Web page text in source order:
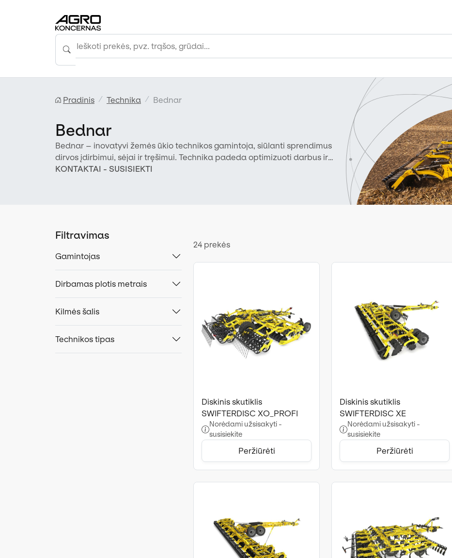
Pradinis Technika Bednar
Bednar
Bednar – inovatyvi žemės ūkio technikos gamintoja, siūlanti sprendimus
dirvos įdirbimui, sėjai ir tręšimui. Technika padeda optimizuoti darbus ir
efektyviau naudoti resursus.
KONTAKTAI - SUSISIEKTI
Filtravimas
Gamintojas
Dirbamas plotis metrais
Kilmės šalis
Technikos tipas
24 prekės
Diskinis skutiklis
SWIFTERDISC XO_PROFI
Norėdami užsisakyti -
susisiekite
Peržiūrėti
Diskinis skutiklis
SWIFTERDISC XE
Norėdami užsisakyti -
susisiekite
Peržiūrėti